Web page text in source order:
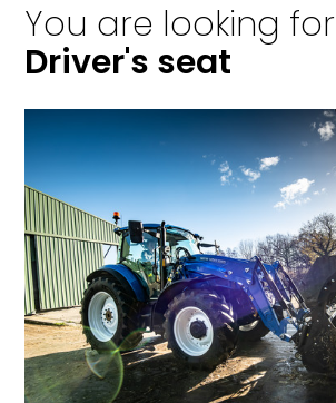
You are looking for
Driver's seat